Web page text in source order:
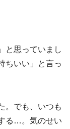
と思っていまし
ちいい」と言っ
。でも、いつも
る…。気のせい